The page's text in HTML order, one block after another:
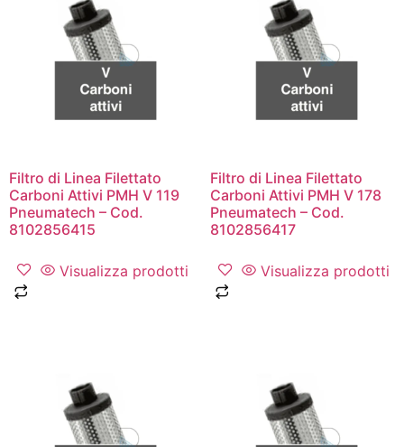
Filtro di Linea Filettato
Carboni Attivi PMH V 119
Pneumatech – Cod.
8102856415
Visualizza prodotti
Filtro di Linea Filettato
Carboni Attivi PMH V 178
Pneumatech – Cod.
8102856417
Visualizza prodotti